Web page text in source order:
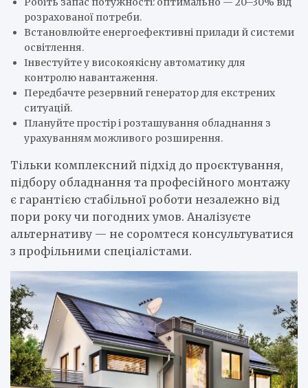
розрахованої потреби.
Встановлюйте енергоефективні прилади й системи
освітлення.
Інвестуйте у високоякісну автоматику для
контролю навантаження.
Передбачте резервний генератор для екстрених
ситуацій.
Плануйте простір і розташування обладнання з
урахуванням можливого розширення.
Тільки комплексний підхід до проєктування,
підбору обладнання та професійного монтажу
є гарантією стабільної роботи незалежно від
пори року чи погодних умов. Аналізуєте
альтернативу — не соромтеся консультуватися
з профільними спеціалістами.